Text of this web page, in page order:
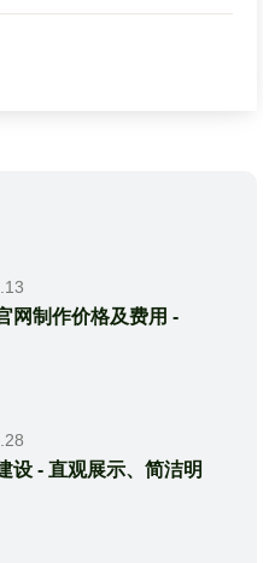
网制作价格及费用 -
设 - 直观展示、简洁明